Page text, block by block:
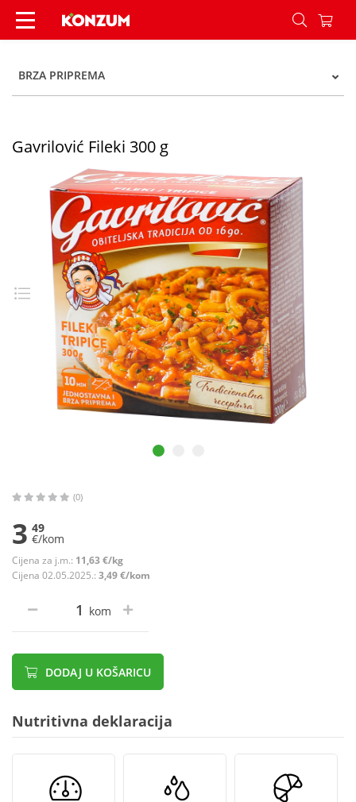
Gavrilović Fileki 300 g - Konzum
BRZA PRIPREMA
Gavrilović Fileki 300 g
(0)
3 49
€/kom
Cijena za j.m.: 11,63 €/kg
Cijena 02.05.2025.: 3,49 €/kom
kom
DODAJ U KOŠARICU
Nutritivna deklaracija